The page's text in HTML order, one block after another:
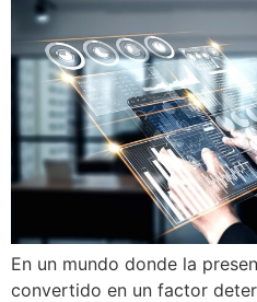
En un mundo donde la
convertido en un factor